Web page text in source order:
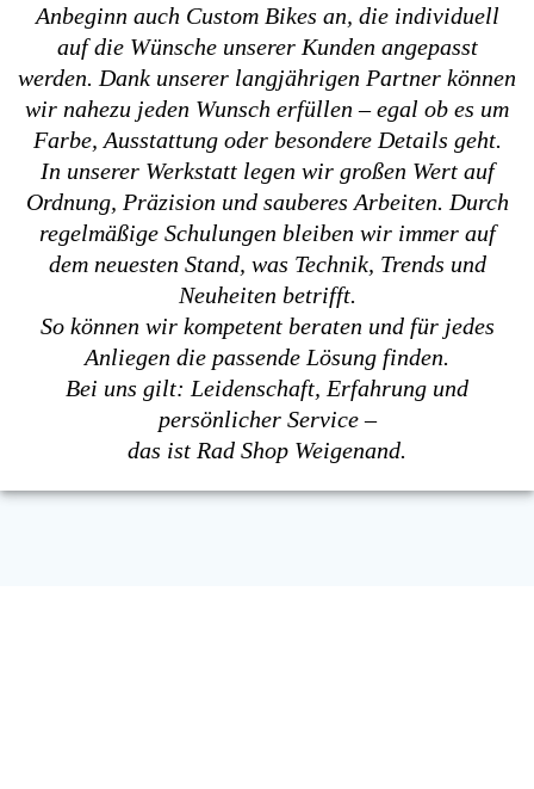
Anbeginn auch Custom Bikes an, die individuell
auf die Wünsche unserer Kunden angepasst
werden. Dank unserer langjährigen Partner können
wir nahezu jeden Wunsch erfüllen – egal ob es um
Farbe, Ausstattung oder besondere Details geht.
In unserer Werkstatt legen wir großen Wert auf
Ordnung, Präzision und sauberes Arbeiten. Durch
regelmäßige Schulungen bleiben wir immer auf
dem neuesten Stand, was Technik, Trends und
Neuheiten betrifft.
So können wir kompetent beraten und für jedes
Anliegen die passende Lösung finden.
Bei uns gilt: Leidenschaft, Erfahrung und
persönlicher Service –
das ist Rad Shop Weigenand.